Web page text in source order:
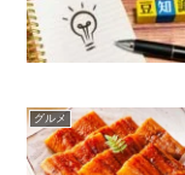
グルメ